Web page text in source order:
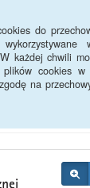
do
każdej chwili
cookies w
na